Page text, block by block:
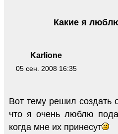
Karlione
05 сен. 2008 16:35
Какие я
Вот тему решил создать
что я очень люблю
когда мне их принесут